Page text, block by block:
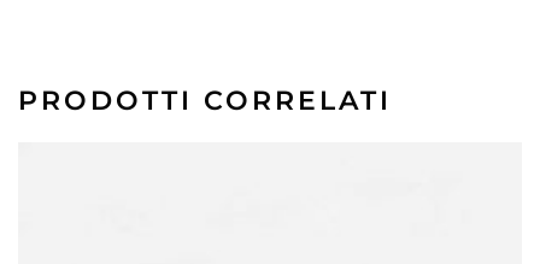
PRODOTTI CORRELATI